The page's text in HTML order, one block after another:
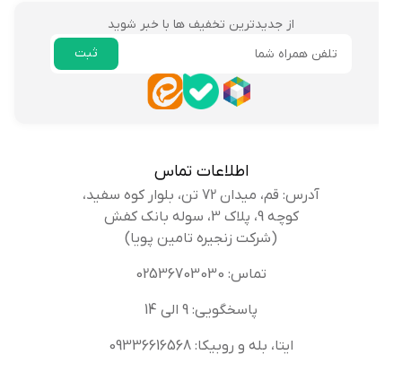
از جدیدترین تخفیف ها با خبر شوید
اطلاعات تماس
آدرس: قم، میدان 72 تن، بلوار کوه سفید،
کوچه 9، پلاک 3، سوله بانک کفش
(شرکت زنجیره تامین پویا)
تماس: 02536703030
پاسخگویی: 9 الی 14
ایتا، بله و روبیکا: 09336616568